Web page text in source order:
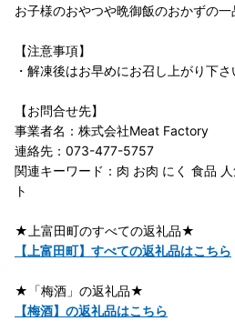
お子様のおやつや晩御飯のおかずの一
【注意事項】
・解凍後はお早めにお召し上がり下さ
【お問合せ先】
事業者名：株式会社Meat Factory
連絡先：073-477-5757
関連キーワード：肉 お肉 にく 食品
ト
★上富田町のすべての返礼品★
【上富田町】すべての返礼品はこちら
★「梅酒」の返礼品★
【梅酒】の返礼品はこちら